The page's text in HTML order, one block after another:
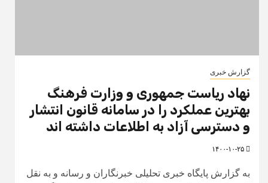
گزارش خبری
نهاد ریاست جمهوری و وزارت فرهنگ
بهترین عملکرد را در سامانه قانون انتشار
و دسترسی آزاد به اطلاعات داشته اند
به گزارش پایگاه خبری تحلیلی خبرنگاران و رسانه و به نقل